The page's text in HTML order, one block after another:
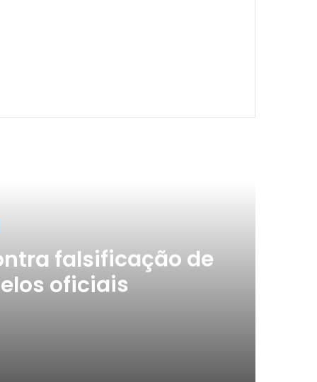
falsificação de
oficiais